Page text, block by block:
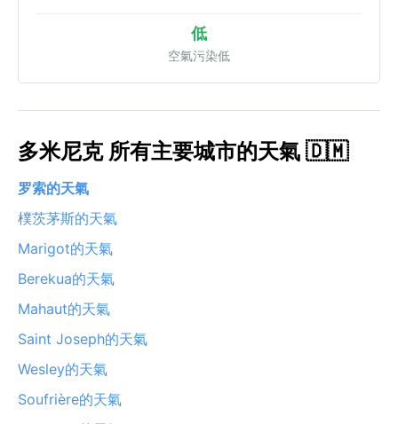
低
空氣污染低
多米尼克 所有主要城市的天氣 🇩🇲
罗索的天氣
樸茨茅斯的天氣
Marigot的天氣
Berekua的天氣
Mahaut的天氣
Saint Joseph的天氣
Wesley的天氣
Soufrière的天氣